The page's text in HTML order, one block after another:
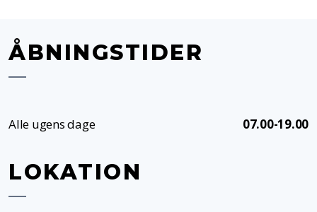
ÅBNINGSTIDER
Alle ugens dage 07.00-19.00
LOKATION